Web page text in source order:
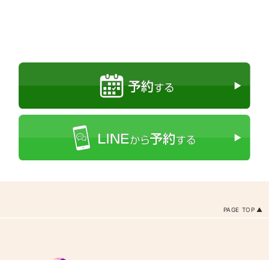
PAGE TOP